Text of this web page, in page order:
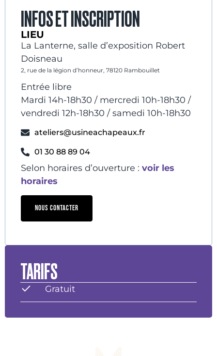
INFOS ET INSCRIPTION
LIEU
La Lanterne, salle d’exposition Robert
Doisneau
2, rue de la légion d’honneur, 78120 Rambouillet
Entrée libre
Mardi 14h-18h30 / mercredi 10h-18h30 /
vendredi 12h-18h30 / samedi 10h-18h30
ateliers@usineachapeaux.fr
01 30 88 89 04
Selon horaires d’ouverture : voir les
horaires
NOUS CONTACTER
TARIFS
Gratuit